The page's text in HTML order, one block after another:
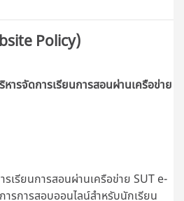
Policy)
หารจัดการเรียนการสอนผ่านเครือข่าย
เรียนการสอนผ่านเครือข่าย SUT e-
รการสอบออนไลน์สำหรับนักเรียน